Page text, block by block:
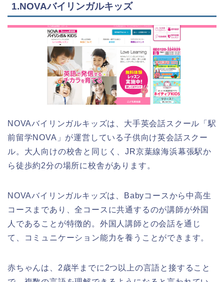
1.NOVAバイリンガルキッズ
NOVAバイリンガルキッズは、大手英会話スクール「駅
前留学NOVA」が運営している子供向け英会話スクー
ル。大人向けの校舎と同じく、JR京葉線海浜幕張駅か
ら徒歩約2分の場所に校舎があります。
NOVAバイリンガルキッズは、Babyコースから中高生
コースまであり、全コースに共通するのが講師が外国
人であることが特徴的。外国人講師との会話を通じ
て、コミュニケーション能力を養うことができます。
赤ちゃんは、2歳半までに2つ以上の言語と接すること